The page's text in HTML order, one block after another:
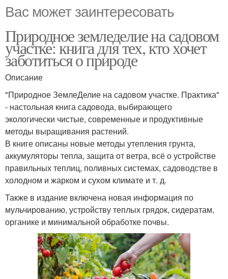
Вас может заинтересовать
Природное земледелие на садовом
участке: книга для тех, кто хочет
заботиться о природе
Описание
"Природное ЗемлеДелие на садовом участке. Практика"
- настольная книга садовода, выбирающего
экологически чистые, современные и продуктивные
методы выращивания растений.
В книге описаны новые методы утепления грунта,
аккумуляторы тепла, защита от ветра, всё о устройстве
правильных теплиц, поливных системах, садоводстве в
холодном и жарком и сухом климате и т. д.
Также в издание включена новая информация по
мульчированию, устройству теплых грядок, сидератам,
органике и минимальной обработке почвы.